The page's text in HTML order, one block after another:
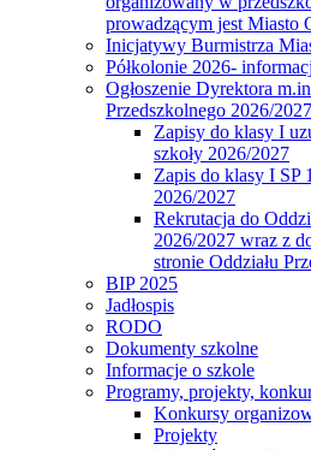
prowadzącym jest Miasto
Inicjatywy Burmistrza
Półkolonie 2026-
Ogłoszenie Dyrektora
Przedszkolnego 2026/
Zapisy do klasy I
szkoły 2026/2027
Zapis do klasy I SP
2026/2027
Rekrutacja do
2026/2027 wraz z
stronie Oddziału
BIP 2025
Jadłospis
RODO
Dokumenty szkolne
Informacje o szkole
Programy, projekty,
Konkursy
Projekty